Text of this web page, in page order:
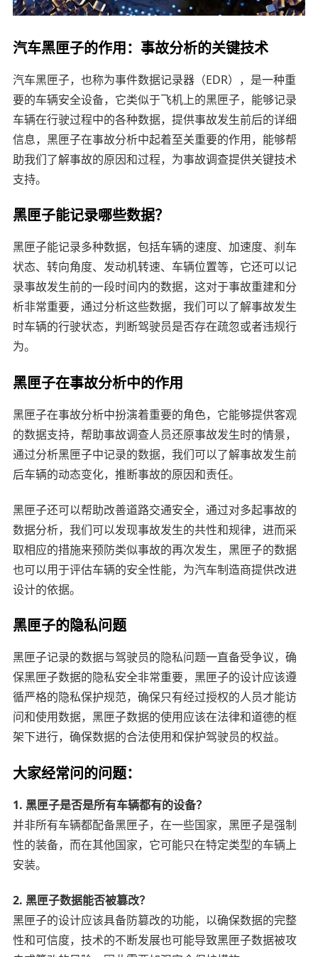
汽车黑匣子的作用：事故分析的关键技术
汽车黑匣子，也称为事件数据记录器（EDR），是一种重
要的车辆安全设备，它类似于飞机上的黑匣子，能够记录
车辆在行驶过程中的各种数据，提供事故发生前后的详细
信息，黑匣子在事故分析中起着至关重要的作用，能够帮
助我们了解事故的原因和过程，为事故调查提供关键技术
支持。
黑匣子能记录哪些数据？
黑匣子能记录多种数据，包括车辆的速度、加速度、刹车
状态、转向角度、发动机转速、车辆位置等，它还可以记
录事故发生前的一段时间内的数据，这对于事故重建和分
析非常重要，通过分析这些数据，我们可以了解事故发生
时车辆的行驶状态，判断驾驶员是否存在疏忽或者违规行
为。
黑匣子在事故分析中的作用
黑匣子在事故分析中扮演着重要的角色，它能够提供客观
的数据支持，帮助事故调查人员还原事故发生时的情景，
通过分析黑匣子中记录的数据，我们可以了解事故发生前
后车辆的动态变化，推断事故的原因和责任。
黑匣子还可以帮助改善道路交通安全，通过对多起事故的
数据分析，我们可以发现事故发生的共性和规律，进而采
取相应的措施来预防类似事故的再次发生，黑匣子的数据
也可以用于评估车辆的安全性能，为汽车制造商提供改进
设计的依据。
黑匣子的隐私问题
黑匣子记录的数据与驾驶员的隐私问题一直备受争议，确
保黑匣子数据的隐私安全非常重要，黑匣子的设计应该遵
循严格的隐私保护规范，确保只有经过授权的人员才能访
问和使用数据，黑匣子数据的使用应该在法律和道德的框
架下进行，确保数据的合法使用和保护驾驶员的权益。
大家经常问的问题：
1. 黑匣子是否是所有车辆都有的设备？
并非所有车辆都配备黑匣子，在一些国家，黑匣子是强制
性的装备，而在其他国家，它可能只在特定类型的车辆上
安装。
2. 黑匣子数据能否被篡改？
黑匣子的设计应该具备防篡改的功能，以确保数据的完整
性和可信度，技术的不断发展也可能导致黑匣子数据被攻